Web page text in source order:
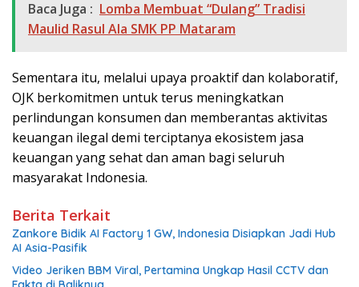
Baca Juga : Lomba Membuat “Dulang” Tradisi
Maulid Rasul Ala SMK PP Mataram
Sementara itu, melalui upaya proaktif dan kolaboratif,
OJK berkomitmen untuk terus meningkatkan
perlindungan konsumen dan memberantas aktivitas
keuangan ilegal demi terciptanya ekosistem jasa
keuangan yang sehat dan aman bagi seluruh
masyarakat Indonesia.
Berita Terkait
Zankore Bidik AI Factory 1 GW, Indonesia Disiapkan Jadi Hub
AI Asia-Pasifik
Video Jeriken BBM Viral, Pertamina Ungkap Hasil CCTV dan